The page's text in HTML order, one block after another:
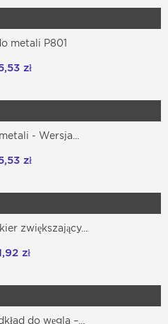
metali P801
zł
- Wersja...
zł
zwiększający...
zł
do węgla –...